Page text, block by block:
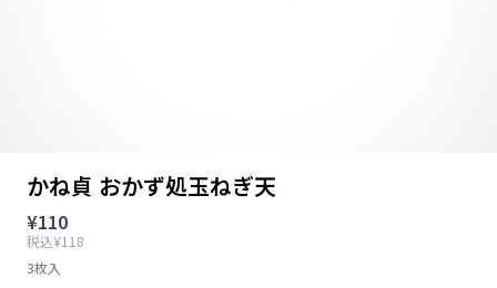
かね貞 おかず処玉ねぎ天
¥110
税込¥118
3枚入